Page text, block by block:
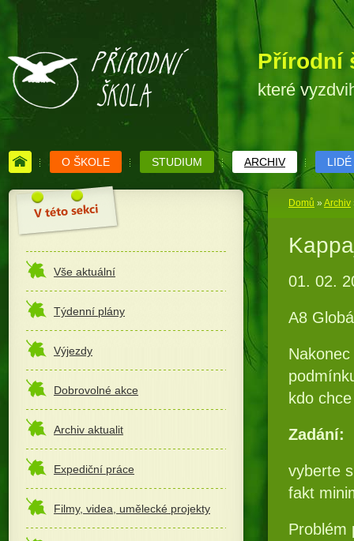
Přírodní
které
O ŠKOLE STUDIUM ARCHIV LIDÉ
Vše aktuální
Týdenní plány
Výjezdy
Dobrovolné akce
Archiv aktualit
Expediční práce
Filmy, videa, umělecké projekty
Domů » Archiv
01. 02.
A8
kdo
Zadání:
vyberte
fakt
Problém